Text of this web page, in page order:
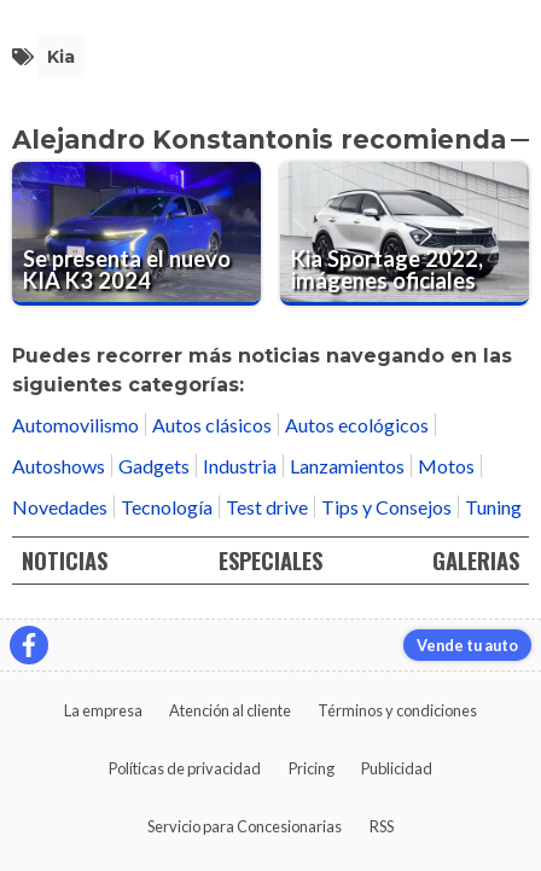
Kia
Alejandro Konstantonis recomienda
Se presenta el nuevo
KIA K3 2024
Kia Sportage 2022,
imágenes oficiales
Puedes recorrer más noticias navegando en las
siguientes categorías:
Automovilismo Autos clásicos
Autos ecológicos
Autoshows
Gadgets Industria Lanzamientos
Motos
Novedades
Tecnología Test drive Tips y Consejos Tuning
NOTICIAS ESPECIALES GALERIAS
Vende tu auto
La empresa Atención al cliente Términos y condiciones
Políticas de privacidad Pricing Publicidad
Servicio para Concesionarias RSS